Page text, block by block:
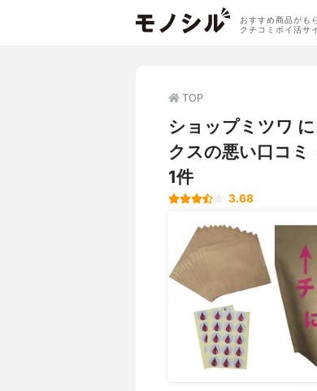
おすすめ商品がも
クチコミポイ活サ
TOP
ショップミツワ
クスの悪い口コミ
1件
3.68